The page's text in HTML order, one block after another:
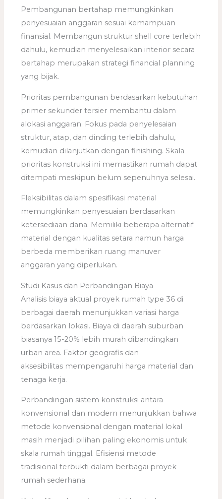
Pembangunan bertahap memungkinkan
penyesuaian anggaran sesuai kemampuan
finansial. Membangun struktur shell core terlebih
dahulu, kemudian menyelesaikan interior secara
bertahap merupakan strategi financial planning
yang bijak.
Prioritas pembangunan berdasarkan kebutuhan
primer sekunder tersier membantu dalam
alokasi anggaran. Fokus pada penyelesaian
struktur, atap, dan dinding terlebih dahulu,
kemudian dilanjutkan dengan finishing. Skala
prioritas konstruksi ini memastikan rumah dapat
ditempati meskipun belum sepenuhnya selesai.
Fleksibilitas dalam spesifikasi material
memungkinkan penyesuaian berdasarkan
ketersediaan dana. Memiliki beberapa alternatif
material dengan kualitas setara namun harga
berbeda memberikan ruang manuver
anggaran yang diperlukan.
Studi Kasus dan Perbandingan Biaya
Analisis biaya aktual proyek rumah type 36 di
berbagai daerah menunjukkan variasi harga
berdasarkan lokasi. Biaya di daerah suburban
biasanya 15-20% lebih murah dibandingkan
urban area. Faktor geografis dan
aksesibilitas mempengaruhi harga material dan
tenaga kerja.
Perbandingan sistem konstruksi antara
konvensional dan modern menunjukkan bahwa
metode konvensional dengan material lokal
masih menjadi pilihan paling ekonomis untuk
skala rumah tinggal. Efisiensi metode
tradisional terbukti dalam berbagai proyek
rumah sederhana.